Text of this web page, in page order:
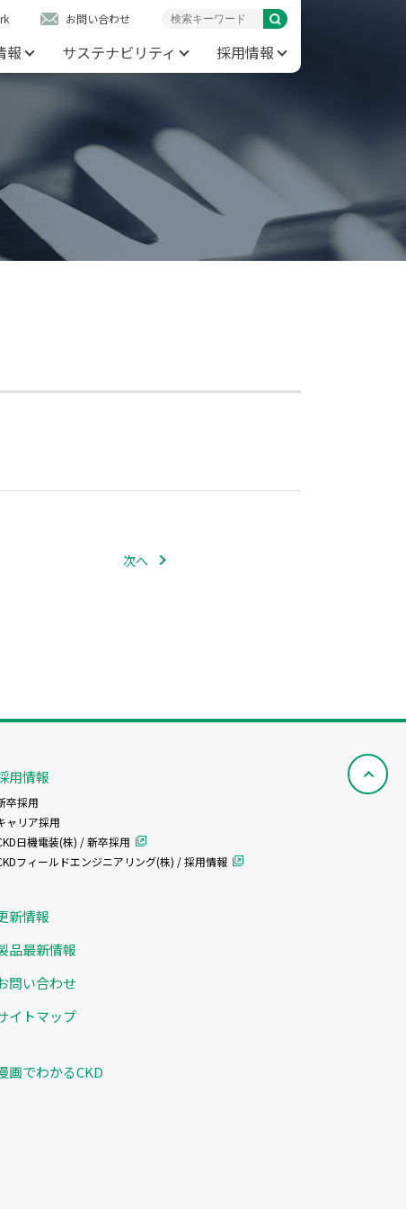
お問い合わせ
報 サステナビリティ 採用情報
次へ
用情報
卒採用
ャリア採用
日機電装(株) / 新卒採用
フィールドエンジニアリング(株) / 採用情報
新情報
品最新情報
問い合わせ
イトマップ
画でわかるCKD